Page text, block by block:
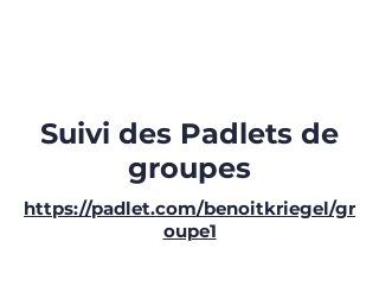
Suivi des Padlets de
groupes
https://padlet.com/benoitkriegel/gr
oupe1